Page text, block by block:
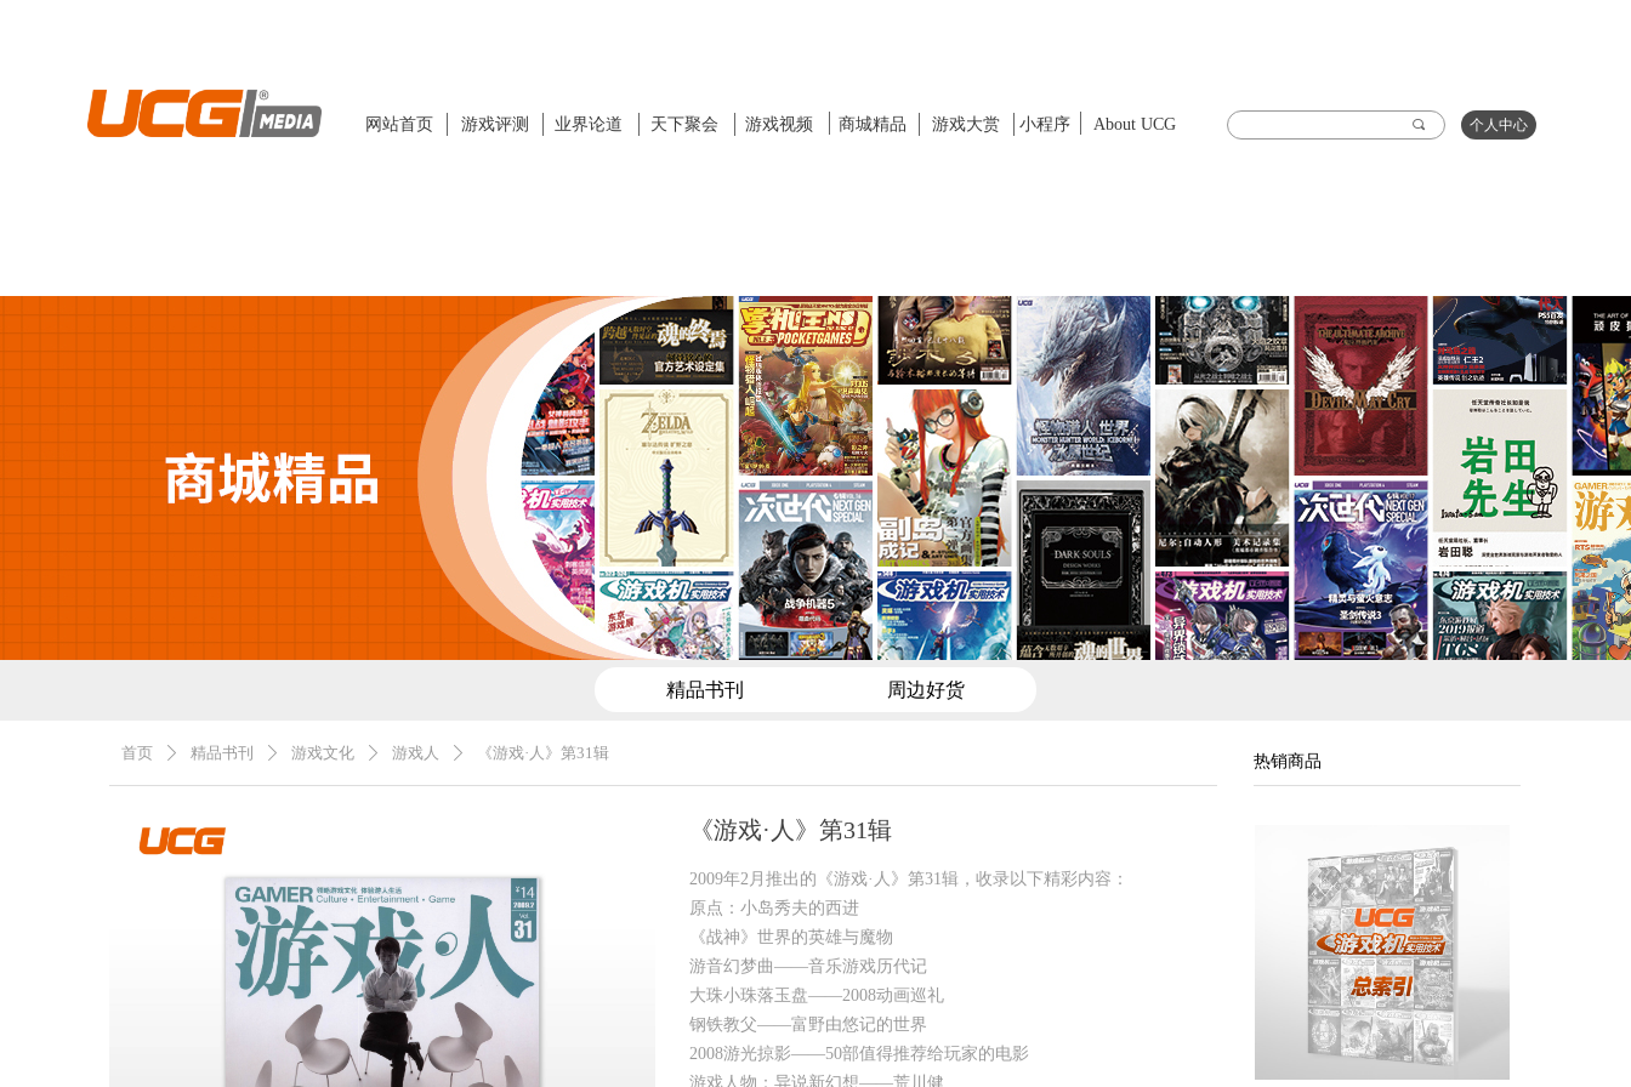
끠
网站首页 商城精品 游戏大赏
业界论道
游戏评测 天下聚会 游戏视频 小程序 About UCG 个人中心
首页 ꄲ 精品书刊 ꄲ 游戏文化 ꄲ 游戏人 ꄲ 《游戏·人》第31辑
《游戏·人》第31辑
热销商品
2009年2月推出的《游戏·人》第31辑，收录以下精彩内容：
原点：小岛秀夫的西进
《战神》世界的英雄与魔物
游音幻梦曲——音乐游戏历代记
大珠小珠落玉盘——2008动画巡礼
钢铁教父——富野由悠记的世界
2008游光掠影——50部值得推荐给玩家的电影
游戏人物：异说新幻想——荒川健
精品书刊 周边好货